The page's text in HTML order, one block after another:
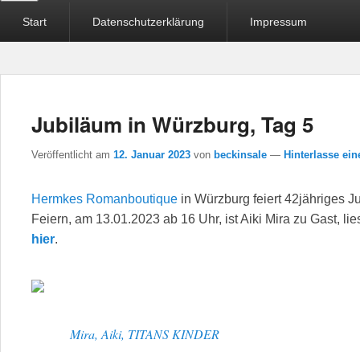
MenüStart Datenschutzerklärung Impressum
Jubiläum in Würzburg, Tag 5
Veröffentlicht am 12. Januar 2023 von beckinsale — Hinterlasse
Hermkes Romanboutique in Würzburg feiert 42jähriges
Feiern, am 13.01.2023 ab 16 Uhr, ist Aiki Mira zu Gast,
hier.
Mira, Aiki, TITANS KINDER